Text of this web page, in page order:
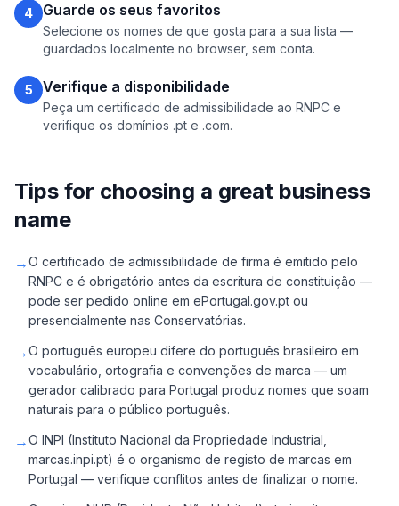
4 Guarde os seus favoritos
Selecione os nomes de que gosta para a sua lista —
guardados localmente no browser, sem conta.
5 Verifique a disponibilidade
Peça um certificado de admissibilidade ao RNPC e
verifique os domínios .pt e .com.
Tips for choosing a great business
name
→O certificado de admissibilidade de firma é emitido pelo
RNPC e é obrigatório antes da escritura de constituição —
pode ser pedido online em ePortugal.gov.pt ou
presencialmente nas Conservatórias.
→O português europeu difere do português brasileiro em
vocabulário, ortografia e convenções de marca — um
gerador calibrado para Portugal produz nomes que soam
naturais para o público português.
→O INPI (Instituto Nacional da Propriedade Industrial,
marcas.inpi.pt) é o organismo de registo de marcas em
Portugal — verifique conflitos antes de finalizar o nome.